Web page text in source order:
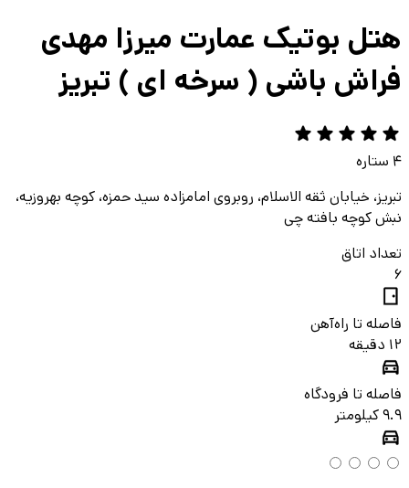
هتل بوتیک عمارت میرزا مهدی
فراش باشی ( سرخه ای ) تبريز
4 ستاره
تبریز، خیابان ثقه الاسلام، روبروی امامزاده سید حمزه، کوچه بهروزیه،
نبش کوچه بافته چی
تعداد اتاق
6
فاصله تا راه‌آهن
12 دقیقه
فاصله تا فرودگاه
9.9 کیلومتر